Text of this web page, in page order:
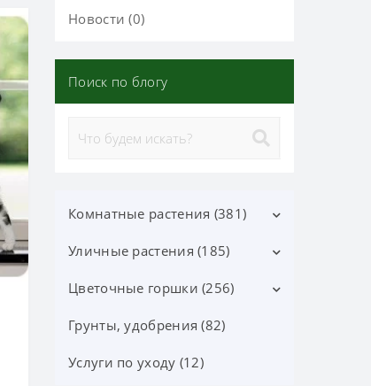
Новости (0)
Поиск по блогу
Комнатные растения (381)
Декоративно-лиственные (113)
Цветущие (37)
Орхидеи фаленопсис (70)
Орхидеи (24)
Уличные растения (185)
Лиственные кустарники (25)
Цветущие кустарники (52)
Хвойные деревья и
Цветочные горшки (256)
Горшки Лечуза, Аксессуары
Грунты, удобрения (82)
Услуги по уходу (12)